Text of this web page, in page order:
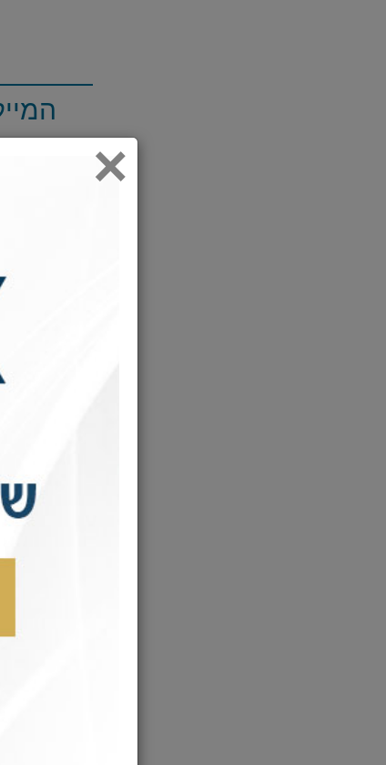
היה
אמר
שיעור
ואכן,
בליבו
לחוץ
הרב
×